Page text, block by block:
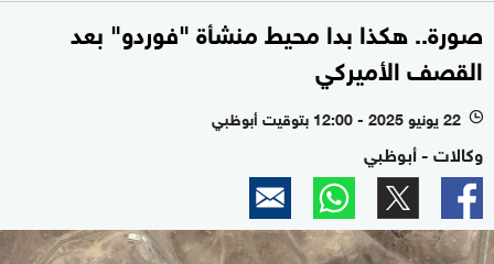
صورة.. هكذا بدا محيط منشأة "فوردو" بعد
القصف الأميركي
l 22 يونيو 2025 - 12:00 بتوقيت أبوظبي
وكالات - أبوظبي